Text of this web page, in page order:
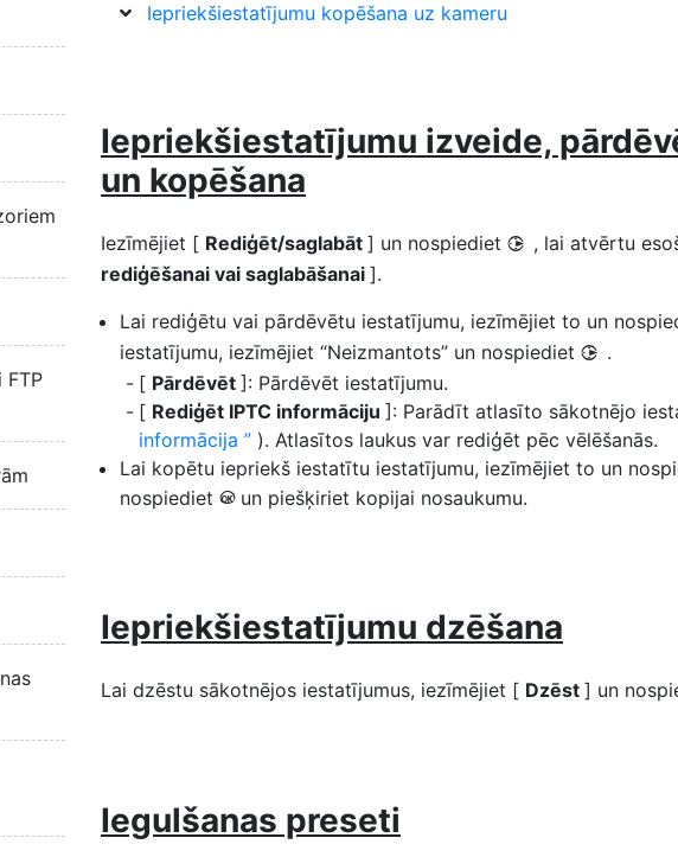
FTP
Iepriekšiestatījumu kopēšana uz kameru
Iepriekšiestatījumu izveide,
un kopēšana
Iezīmējiet [ Rediģēt/saglabāt ] un nospiediet 2 , lai atvērtu
rediģēšanai vai saglabāšanai ].
Lai rediģētu vai pārdēvētu iestatījumu, iezīmējiet to un
iestatījumu, iezīmējiet “Neizmantots” un nospiediet 2 .
[ Pārdēvēt ]: Pārdēvēt iestatījumu.
[ Rediģēt IPTC informāciju ]: Parādīt atlasīto sākotnējo
informācija
). Atlasītos laukus var rediģēt pēc vēlēšanās.
Lai kopētu iepriekš iestatītu iestatījumu, iezīmējiet to un
nospiediet J un piešķiriet kopijai nosaukumu.
Iepriekšiestatījumu dzēšana
Lai dzēstu sākotnējos iestatījumus, iezīmējiet [ Dzēst ] un
Iegulšanas preseti